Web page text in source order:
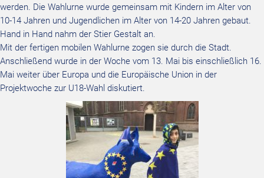
werden. Die Wahlurne wurde gemeinsam mit Kindern im Alter von
10-14 Jahren und Jugendlichen im Alter von 14-20 Jahren gebaut.
Hand in Hand nahm der Stier Gestalt an.
Mit der fertigen mobilen Wahlurne zogen sie durch die Stadt.
Anschließend wurde in der Woche vom 13. Mai bis einschließlich 16.
Mai weiter über Europa und die Europäische Union in der
Projektwoche zur U18-Wahl diskutiert.